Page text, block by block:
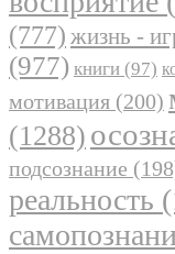
(777) жизнь -
(977) книги (97)
мотивация (200)
(1288)
подсознание
реальность